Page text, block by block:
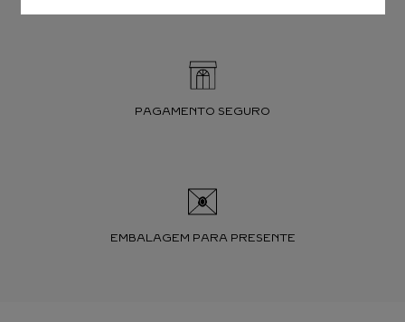
PAGAMENTO SEGURO
EMBALAGEM PARA PRESENTE